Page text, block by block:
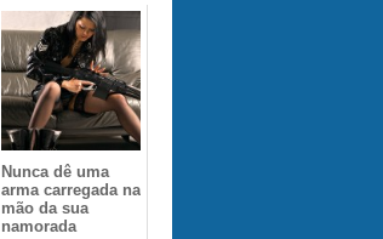
Nunca dê uma
arma carregada na
mão da sua
namorada